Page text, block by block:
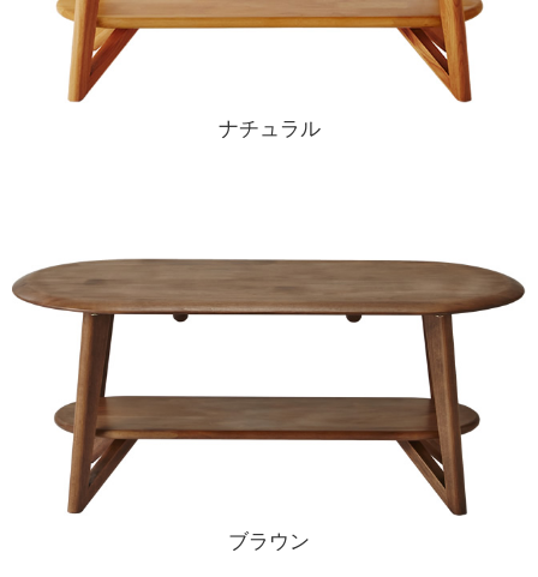
ナチュラル
ブラウン